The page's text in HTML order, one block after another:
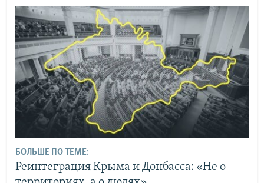
БОЛЬШЕ ПО ТЕМЕ:
Реинтеграция Крыма и Донбасса: «Не о